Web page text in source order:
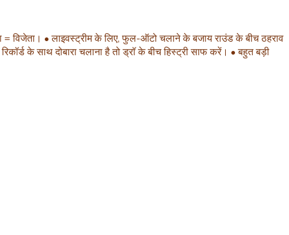
विजेता। • लाइवस्ट्रीम के लिए, फुल-ऑटो चलाने के बजाय राउंड के बीच ठहराव
के साथ दोबारा चलाना है तो ड्रॉ के बीच हिस्ट्री साफ करें। • बहुत बड़ी